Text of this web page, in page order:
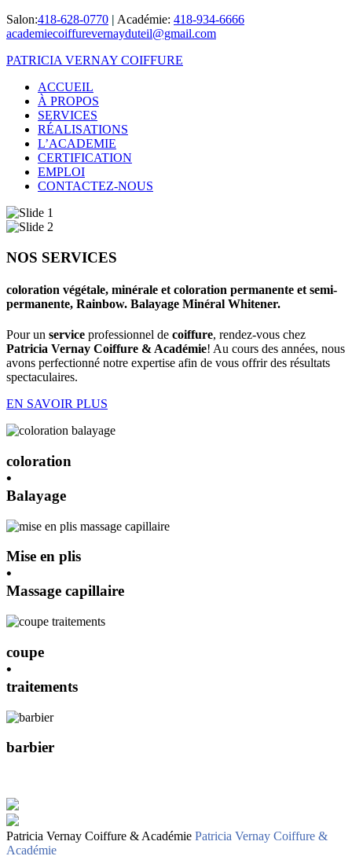
Salon:418-628-0770 | Académie: 418-934-6666
academiecoiffurevernayduteil@gmail.com
PATRICIA VERNAY COIFFURE
ACCUEIL
À PROPOS
SERVICES
RÉALISATIONS
L’ACADEMIE
CERTIFICATION
EMPLOI
CONTACTEZ-NOUS
NOS SERVICES
coloration végétale, minérale et coloration permanente et semi-
permanente, Rainbow. Balayage Minéral Whitener.
Pour un service professionnel de coiffure, rendez-vous chez
Patricia Vernay Coiffure & Académie! Au cours des années, nous
avons perfectionné notre expertise afin de vous offrir des résultats
spectaculaires.
EN SAVOIR PLUS
coloration
•
Balayage
Mise en plis
•
Massage capillaire
coupe
•
traitements
barbier
Patricia Vernay Coiffure & Académie Patricia Vernay Coiffure &
Académie